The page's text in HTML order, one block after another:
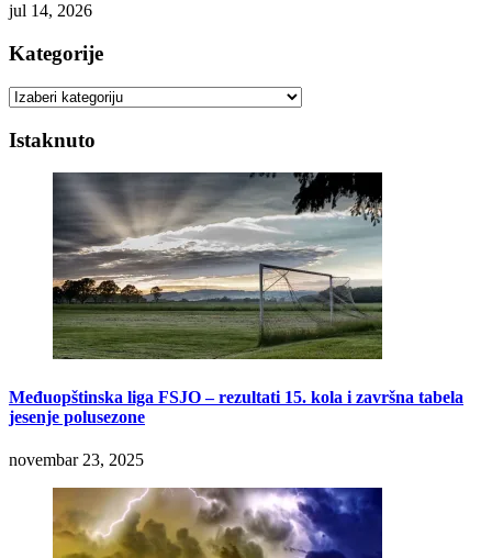
jul 14, 2026
Kategorije
Kategorije
Istaknuto
Međuopštinska liga FSJO – rezultati 15. kola i završna tabela
jesenje polusezone
novembar 23, 2025